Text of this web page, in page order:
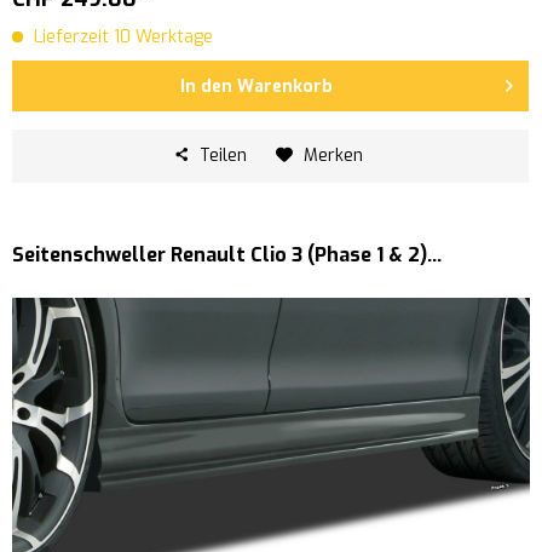
Lieferzeit 10 Werktage
In den Warenkorb
Teilen Merken
Seitenschweller Renault Clio 3 (Phase 1 & 2)...